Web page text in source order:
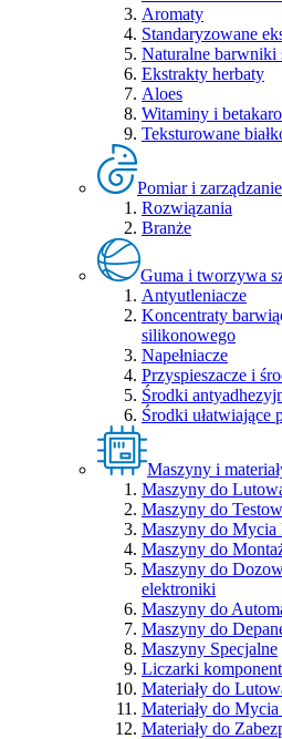
Aromaty
Standaryzowane
Naturalne barwniki
Ekstrakty herbaty
Aloes
Witaminy i
Teksturowane
Pomiar i
Rozwiązania
Branże
Guma i tworzywa
Antyutleniacze
Koncentraty
silikonowego
Napełniacze
Przyspieszacze i
Środki
Środki ułatwiające
Maszyny i
Maszyny do
Maszyny do
Maszyny do Mycia
Maszyny do
Maszyny do
elektroniki
Maszyny do
Maszyny do
Maszyny Specjalne
Liczarki
Materiały do
Materiały do
Materiały do